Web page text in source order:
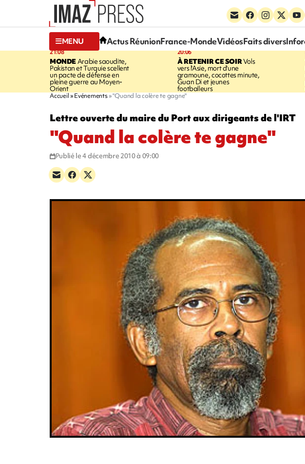
MENU Actus RéunionFrance-MondeVidéosFaits divers
21:08
MONDE Arabie saoudite,
Pakistan et Turquie scellent
un pacte de défense en
pleine guerre au Moyen-
Orient
20:06
À RETENIR CE SOIRVols
vers l'Asie, mort d'une
gramoune, cocottes minute,
Guan Di et jeunes
footballeurs
Accueil Evénements "Quand la colère te gagne"
Lettre ouverte du maire du Port aux dirigeants de l'IRT
"Quand la colère te gagne"
Publié le 4 décembre 2010 à 09:00